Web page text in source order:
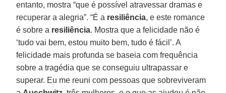
entanto, mostra “que é possível atravessar dramas e
recuperar a alegria”. “É a resiliência, e este romance
é sobre a resiliência. Mostra que a felicidade não é
‘tudo vai bem, estou muito bem, tudo é fácil’. A
felicidade mais profunda se baseia com frequência
sobre a tragédia que se conseguiu ultrapassar e
superar. Eu me reuni com pessoas que sobreviveram